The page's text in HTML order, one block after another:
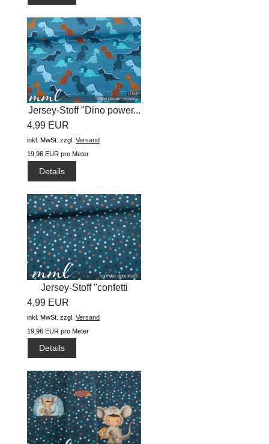
Jersey-Stoff "Dino power...
4,99 EUR
inkl. MwSt. zzgl. Versand
19,96 EUR pro Meter
Details
Jersey-Stoff "confetti
4,99 EUR
inkl. MwSt. zzgl. Versand
19,96 EUR pro Meter
Details